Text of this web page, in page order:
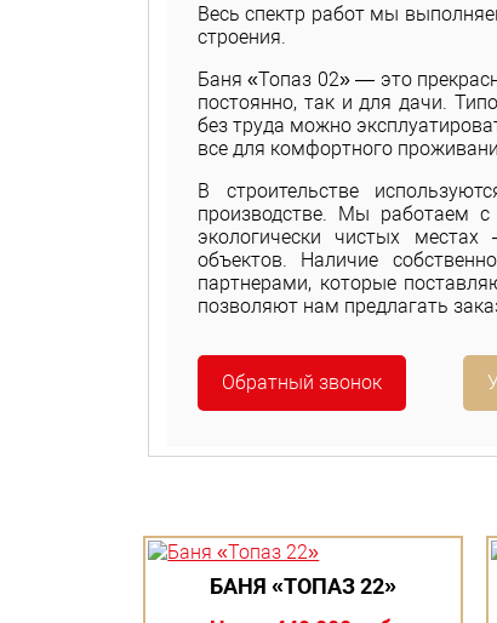
Весь спектр работ мы
строения.
Баня «Топаз 02» — это
постоянно, так и для дачи.
без труда можно
все для комфортного
В строительстве
производстве. Мы работаем с
экологически чистых
объектов. Наличие
партнерами, которые
позволяют нам предлагать
Обратный звонок
БАНЯ «ТОПАЗ 22»